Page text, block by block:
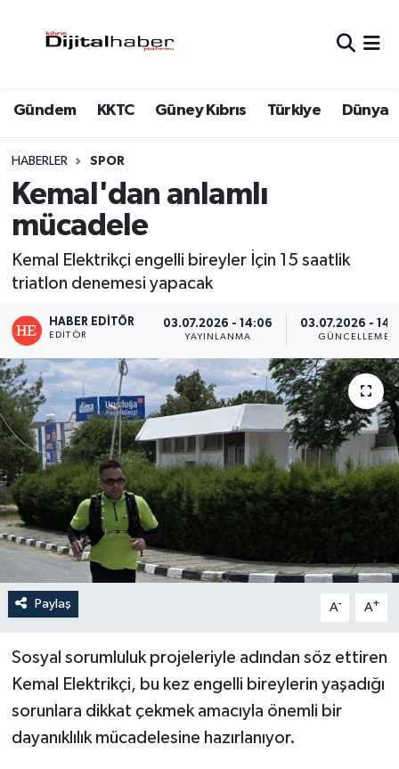
Gündem KKTC Güney Kıbrıs Türkiye Dünya
HABERLER SPOR
Kemal'dan anlamlı
mücadele
Kemal Elektrikçi engelli bireyler İçin 15 saatlik
triatlon denemesi yapacak
HABER EDITÖR
EDITÖR
03.07.2026 - 14:06
YAYINLANMA
03.07.2026 -
GÜNCELLEME
Paylaş A- A+
Sosyal sorumluluk projeleriyle adından söz ettiren
Kemal Elektrikçi, bu kez engelli bireylerin yaşadığı
sorunlara dikkat çekmek amacıyla önemli bir
dayanıklılık mücadelesine hazırlanıyor.
Trafik Durumu
Süper Lig Puan Durumu ve Fikstür
Tüm Manşetler